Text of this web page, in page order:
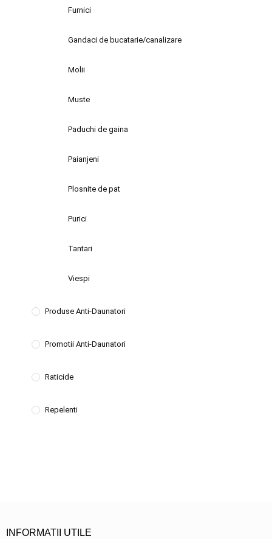
Furnici
Gandaci de bucatarie/canalizare
Molii
Muste
Paduchi de gaina
Paianjeni
Plosnite de pat
Purici
Tantari
Viespi
Produse Anti-Daunatori
Promotii Anti-Daunatori
Raticide
Repelenti
INFORMATII UTILE